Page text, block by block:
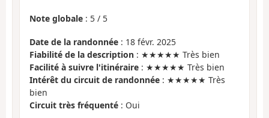
Note globale : 5 / 5
Date de la randonnée : 18 févr. 2025
Fiabilité de la description : ★★★★★ Très bien
Facilité à suivre l'itinéraire : ★★★★★ Très bien
Intérêt du circuit de randonnée : ★★★★★ Très
bien
Circuit très fréquenté : Oui